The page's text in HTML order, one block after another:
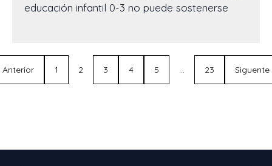
educación infantil 0-3 no puede sostenerse
Anterior 1 2 3 4 5 … 23 Siguente